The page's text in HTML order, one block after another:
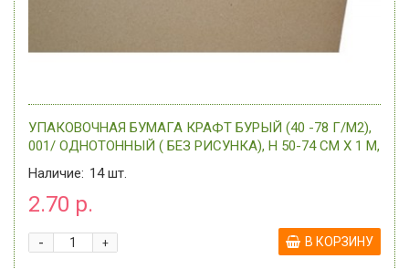
УПАКОВОЧНАЯ БУМАГА КРАФТ БУРЫЙ (40 -78 Г/М2),
001/ ОДНОТОННЫЙ ( БЕЗ РИСУНКА), H 50-74 СМ Х 1 М,
0 -
Наличие: 14шт.
2.70 р.
+
- В КОРЗИНУ